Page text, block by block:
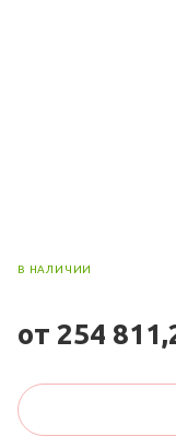
В НАЛИЧИИ
от 254